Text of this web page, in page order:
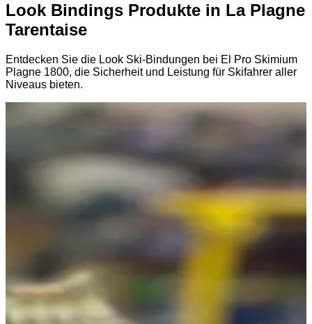
Look Bindings Produkte in La Plagne
Tarentaise
Entdecken Sie die Look Ski-Bindungen bei El Pro Skimium
Plagne 1800, die Sicherheit und Leistung für Skifahrer aller
Niveaus bieten.